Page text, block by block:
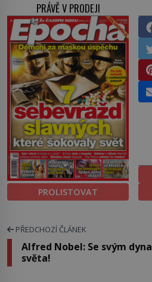
PRÁVĚ V PRODEJI
PROLISTOVAT
PŘEDCHOZÍ ČLÁNEK
Alfred Nobel: Se svým
světa!